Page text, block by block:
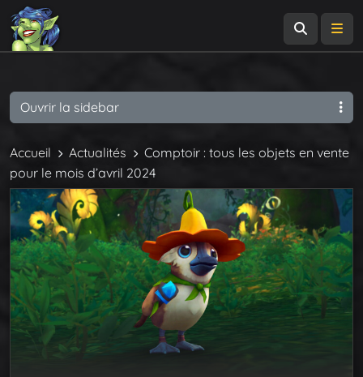
Accueil Actualités
Comptoir : tous les objets en vente
pour le mois d’avril 2024
Ouvrir la sidebar